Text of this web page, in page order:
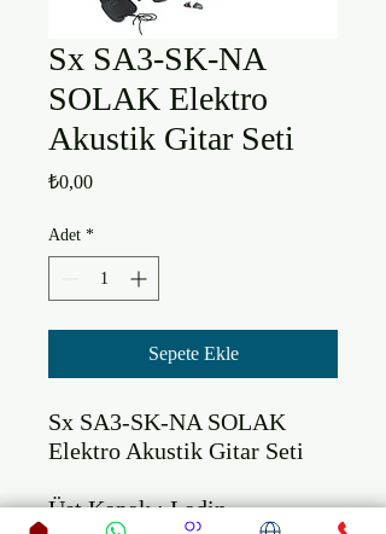
Sx SA3-SK-NA
SOLAK Elektro
Akustik Gitar Seti
₺0,00Fiyat
Adet *
Sepete Ekle
Sx SA3-SK-NA SOLAK
Elektro Akustik Gitar Seti
Üst Kapak : Ladin